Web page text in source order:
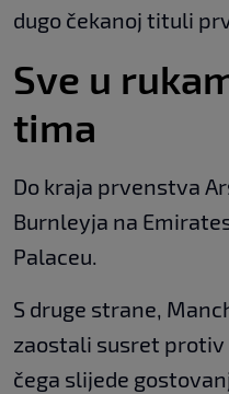
dugo čekanoj tituli
Sve u
tima
Do kraja prvenstva
Burnleyja na
Palaceu.
S druge strane,
zaostali susret protiv
čega slijede